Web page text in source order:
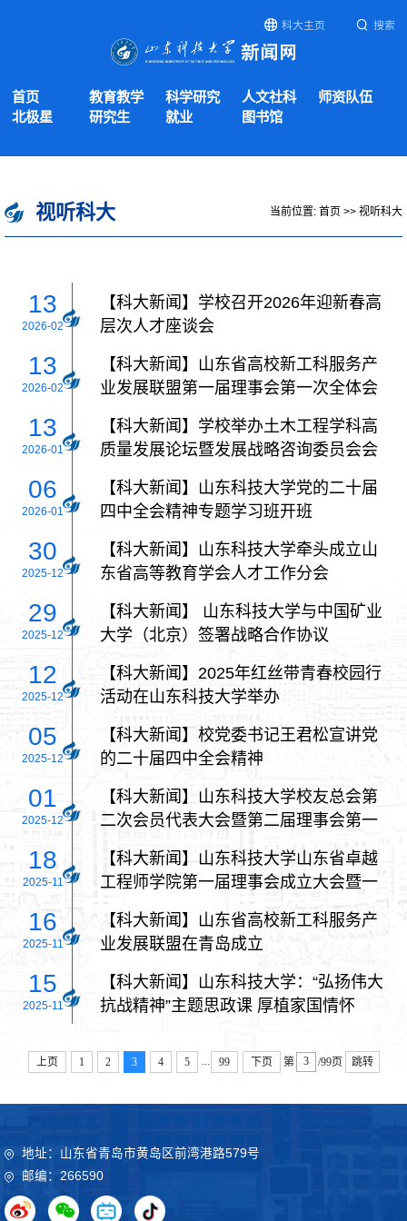
科大主页 搜索
首页 教育教学 科学研究 人文社科
师资队伍
北极星
研究生 就业 图书馆
视听科大 当前位置: 首页 >> 视听科大
13
2026-02
【科大新闻】学校召开2026年迎新春高
层次人才座谈会
13
2026-02
【科大新闻】山东省高校新工科服务产
业发展联盟第一届理事会第一次全体会
13
2026-01
【科大新闻】学校举办土木工程学科高
质量发展论坛暨发展战略咨询委员会会
06
2026-01
【科大新闻】山东科技大学党的二十届
四中全会精神专题学习班开班
30
2025-12
【科大新闻】山东科技大学牵头成立山
东省高等教育学会人才工作分会
29
2025-12
【科大新闻】 山东科技大学与中国矿业
大学（北京）签署战略合作协议
12
2025-12
【科大新闻】2025年红丝带青春校园行
活动在山东科技大学举办
05
2025-12
【科大新闻】校党委书记王君松宣讲党
的二十届四中全会精神
01
2025-12
【科大新闻】山东科技大学校友总会第
二次会员代表大会暨第二届理事会第一
18
2025-11
【科大新闻】山东科技大学山东省卓越
工程师学院第一届理事会成立大会暨一
届一次会议在青岛召开
16
2025-11
【科大新闻】山东省高校新工科服务产
业发展联盟在青岛成立
15
2025-11
【科大新闻】山东科技大学：“弘扬伟大
抗战精神”主题思政课 厚植家国情怀
上页 1 2 3 4 5 99 下页 第 /99页 跳转
地址：山东省青岛市黄岛区前湾港路579号
邮编：266590